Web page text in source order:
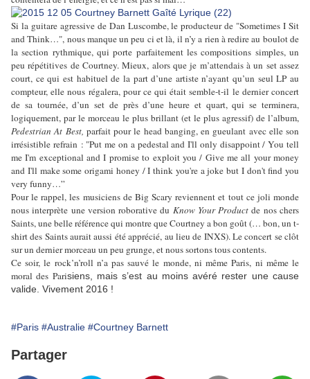
Si la guitare agressive de Dan Luscombe, le producteur de "Sometimes I Sit
and Think…", nous manque un peu ci et là, il n’y a rien à redire au boulot de
la section rythmique, qui porte parfaitement les compositions simples, un
peu répétitives de Courtney. Mieux, alors que je m’attendais à un set assez
court, ce qui est habituel de la part d’une artiste n’ayant qu’un seul LP au
compteur, elle nous régalera, pour ce qui était semble-t-il le dernier concert
de sa tournée, d’un set de près d’une heure et quart, qui se terminera,
logiquement, par le morceau le plus brillant (et le plus agressif) de l’album,
Pedestrian At Best, parfait pour le head banging, en gueulant avec elle son
irrésistible refrain : "Put me on a pedestal and I'll only disappoint / You tell
me I'm exceptional and I promise to exploit you / Give me all your money
and I'll make some origami honey / I think you're a joke but I don't find you
very funny…”
Pour le rappel, les musiciens de Big Scary reviennent et tout ce joli monde
nous interprète une version roborative du Know Your Product de nos chers
Saints, une belle référence qui montre que Courtney a bon goût (… bon, un t-
shirt des Saints aurait aussi été apprécié, au lieu de INXS). Le concert se clôt
sur un dernier morceau un peu grunge, et nous sortons tous contents.
Ce soir, le rock’n’roll n’a pas sauvé le monde, ni même Paris, ni même le
moral des Parisiens, mais s’est au moins avéré rester une cause
valide. Vivement 2016 !
#Paris #Australie #Courtney Barnett
Partager